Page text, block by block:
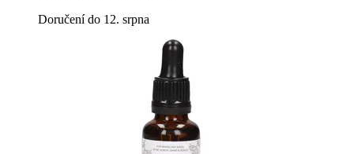
Doručení do 12. srpna